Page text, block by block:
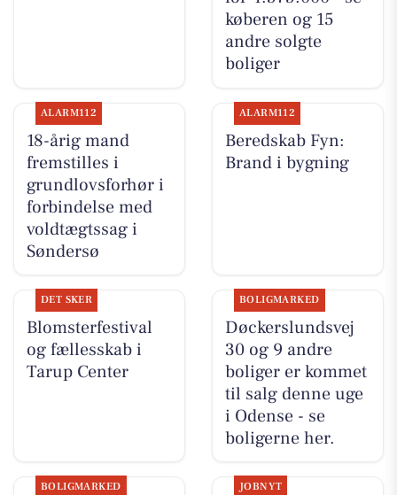
køberen og 15
andre solgte
boliger
ALARM112
18-årig mand
fremstilles i
grundlovsforhør i
forbindelse med
voldtægtssag i
Søndersø
ALARM112
Beredskab Fyn:
Brand i bygning
DET SKER
Blomsterfestival
og fællesskab i
Tarup Center
BOLIGMARKED
Døckerslundsvej
30 og 9 andre
boliger er kommet
til salg denne uge
i Odense - se
boligerne her.
BOLIGMARKED JOBNYT